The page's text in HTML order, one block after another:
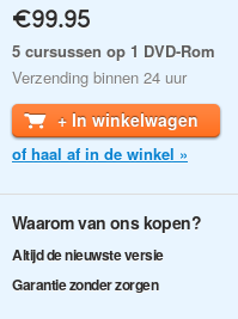
€99.95
5 cursussen op 1 DVD-Rom
Verzending binnen 24 uur
+ In winkelwagen
of haal af in de winkel »
Waarom van ons kopen?
Altijd de nieuwste versie
Garantie zonder zorgen